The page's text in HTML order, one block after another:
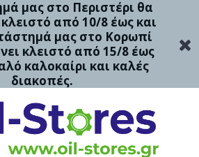
μας στο Περιστέρι θα
από 10/8 έως και
μας στο Κορωπί
κλειστό από 15/8 έως
καλοκαίρι και καλές
διακοπές.